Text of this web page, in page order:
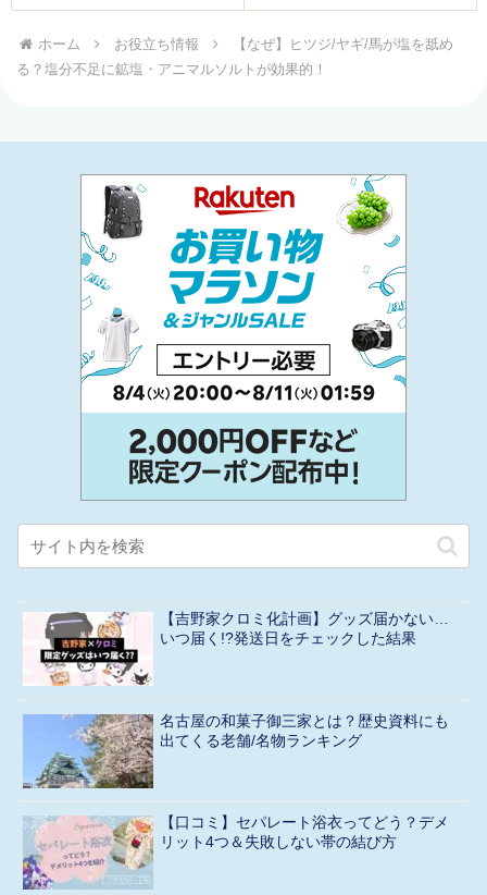
ホーム お役立ち情報
【なぜ】ヒツジ/ヤギ/馬が塩を舐め
る？塩分不足に鉱塩・アニマルソルトが効果的！
【吉野家クロミ化計画】グッズ届かない…
いつ届く!?発送日をチェックした結果
名古屋の和菓子御三家とは？歴史資料にも
出てくる老舗/名物ランキング
【口コミ】セパレート浴衣ってどう？デメ
リット4つ＆失敗しない帯の結び方